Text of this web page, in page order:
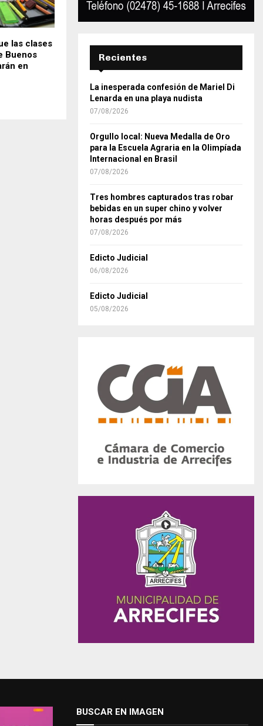
las clases
Buenos
en
Recientes
La inesperada confesión de Mariel Di
Lenarda en una playa nudista
07/08/2026
Orgullo local: Nueva Medalla de Oro
para la Escuela Agraria en la Olimpíada
Internacional en Brasil
07/08/2026
Tres hombres capturados tras robar
bebidas en un super chino y volver
horas después por más
07/08/2026
Edicto Judicial
06/08/2026
Edicto Judicial
05/08/2026
BUSCAR EN IMAGEN